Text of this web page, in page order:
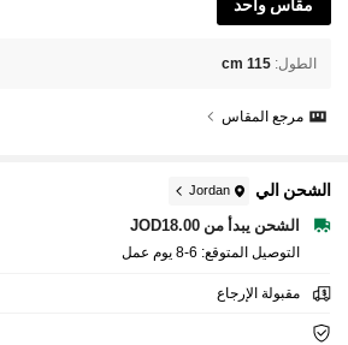
مقاس واحد
الطول:
115 cm
مرجع المقاس
الشحن الي Jordan
الشحن يبدأ من JOD18.00
التوصيل المتوقع: 6-8 يوم عمل
مقبولة الإرجاع